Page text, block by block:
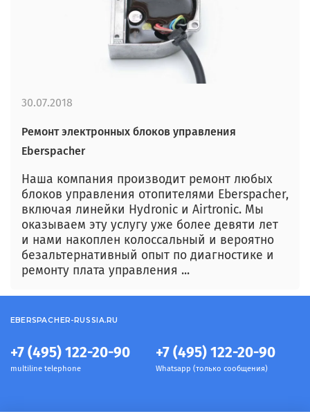
Ремонт электронных блоков управления
Eberspacher
Наша компания производит ремонт любых
блоков управления отопителями Eberspacher,
включая линейки Hydronic и Airtronic. Мы
оказываем эту услугу уже более девяти лет
и нами накоплен колоссальный и вероятно
безальтернативный опыт по диагностике и
ремонту плата управления ...
30.07.2018
+7 (495) 122-20-90
multiline telephone
+7 (495) 122-20-90
Whatsapp (только сообщения)
EBERSPACHER-RUSSIA.RU